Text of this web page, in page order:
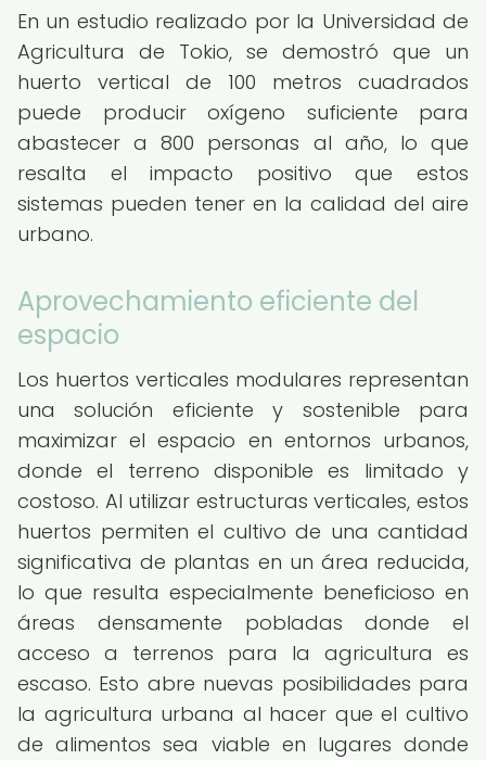
En un estudio realizado por la Universidad de
Agricultura de Tokio, se demostró que un
huerto vertical de 100 metros cuadrados
puede producir oxígeno suficiente para
abastecer a 800 personas al año, lo que
resalta el impacto positivo que estos
sistemas pueden tener en la calidad del aire
urbano.
Aprovechamiento eficiente del
espacio
Los huertos verticales modulares representan
una solución eficiente y sostenible para
maximizar el espacio en entornos urbanos,
donde el terreno disponible es limitado y
costoso. Al utilizar estructuras verticales, estos
huertos permiten el cultivo de una cantidad
significativa de plantas en un área reducida,
lo que resulta especialmente beneficioso en
áreas densamente pobladas donde el
acceso a terrenos para la agricultura es
escaso. Esto abre nuevas posibilidades para
la agricultura urbana al hacer que el cultivo
de alimentos sea viable en lugares donde